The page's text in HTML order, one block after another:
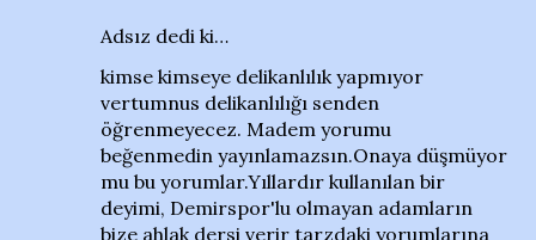
Adsız dedi ki…
kimse kimseye delikanlılık yapmıyor
vertumnus delikanlılığı senden
öğrenmeyecez. Madem yorumu
beğenmedin yayınlamazsın.Onaya düşmüyor
mu bu yorumlar.Yıllardır kullanılan bir
deyimi, Demirspor'lu olmayan adamların
bize ahlak dersi verir tarzdaki yorumlarına